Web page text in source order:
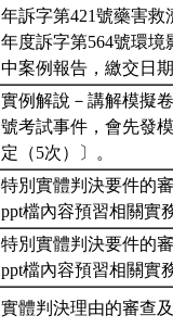
年訴字第421號藥害救
年度訴字第564號環
中案例報告，繳交日
實例解說－講解模擬
號考試事件，會先發
定（5次）〕。
特別實體判決要件的
ppt檔內容預習相關實
特別實體判決要件的
ppt檔內容預習相關實
實體判決理由的審查